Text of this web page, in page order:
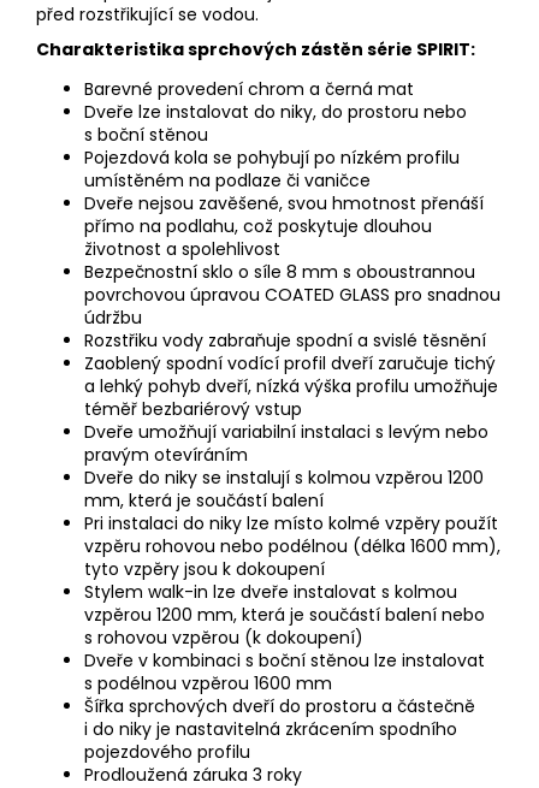
před rozstřikující se vodou.
Charakteristika sprchových zástěn série SPIRIT:
Barevné provedení chrom a černá mat
Dveře lze instalovat do niky, do prostoru nebo
s boční stěnou
Pojezdová kola se pohybují po nízkém profilu
umístěném na podlaze či vaničce
Dveře nejsou zavěšené, svou hmotnost přenáší
přímo na podlahu, což poskytuje dlouhou
životnost a spolehlivost
Bezpečnostní sklo o síle 8 mm s oboustrannou
povrchovou úpravou COATED GLASS pro snadnou
údržbu
Rozstřiku vody zabraňuje spodní a svislé těsnění
Zaoblený spodní vodící profil dveří zaručuje tichý
a lehký pohyb dveří, nízká výška profilu umožňuje
téměř bezbariérový vstup
Dveře umožňují variabilní instalaci s levým nebo
pravým otevíráním
Dveře do niky se instalují s kolmou vzpěrou 1200
mm, která je součástí balení
Pri instalaci do niky lze místo kolmé vzpěry použít
vzpěru rohovou nebo podélnou (délka 1600 mm),
tyto vzpěry jsou k dokoupení
Stylem walk-in lze dveře instalovat s kolmou
vzpěrou 1200 mm, která je součástí balení nebo
s rohovou vzpěrou (k dokoupení)
Dveře v kombinaci s boční stěnou lze instalovat
s podélnou vzpěrou 1600 mm
Šířka sprchových dveří do prostoru a částečně
i do niky je nastavitelná zkrácením spodního
pojezdového profilu
Prodloužená záruka 3 roky